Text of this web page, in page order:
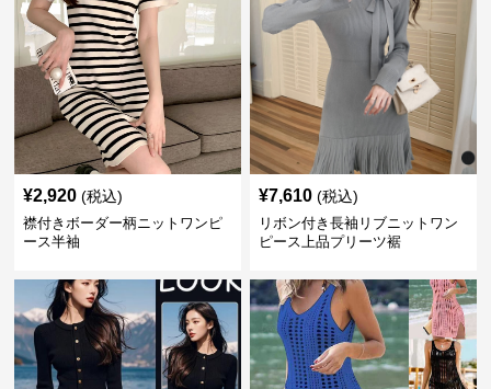
¥2,920 (税込)
襟付きボーダー柄ニットワンピ
ース半袖
¥7,610 (税込)
リボン付き長袖リブニットワン
ピース上品プリーツ裾